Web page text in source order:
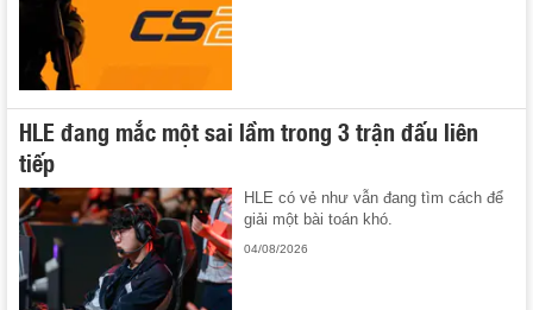
HLE đang mắc một sai lầm trong 3 trận đấu liên
tiếp
HLE có vẻ như vẫn đang tìm cách để
giải một bài toán khó.
04/08/2026